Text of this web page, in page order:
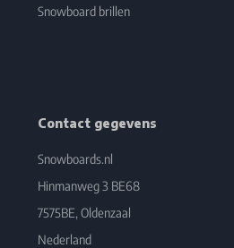
Snowboard brillen
Contact gegevens
Snowboards.nl
Hinmanweg 3 BE68
7575BE, Oldenzaal
Nederland